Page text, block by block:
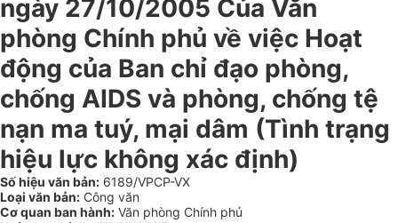
ngày 27/10/2005 Của Văn
phòng Chính phủ về việc Hoạt
động của Ban chỉ đạo phòng,
chống AIDS và phòng, chống tệ
nạn ma tuý, mại dâm (Tình trạng
hiệu lực không xác định)
Số hiệu văn bản: 6189/VPCP-VX
Loại văn bản: Công văn
Cơ quan ban hành: Văn phòng Chính phủ